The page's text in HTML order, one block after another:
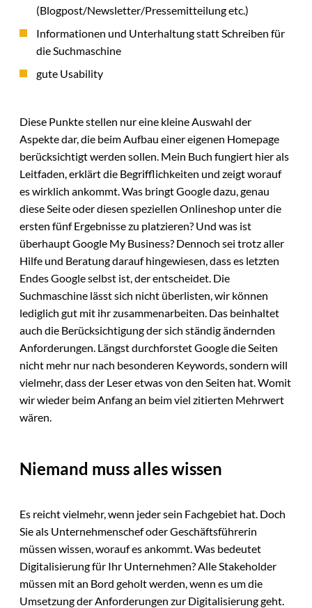
(Blogpost/Newsletter/Pressemitteilung etc.)
Informationen und Unterhaltung statt Schreiben für
die Suchmaschine
gute Usability
Diese Punkte stellen nur eine kleine Auswahl der
Aspekte dar, die beim Aufbau einer eigenen Homepage
berücksichtigt werden sollen. Mein Buch fungiert hier als
Leitfaden, erklärt die Begrifflichkeiten und zeigt worauf
es wirklich ankommt. Was bringt Google dazu, genau
diese Seite oder diesen speziellen Onlineshop unter die
ersten fünf Ergebnisse zu platzieren? Und was ist
überhaupt Google My Business? Dennoch sei trotz aller
Hilfe und Beratung darauf hingewiesen, dass es letzten
Endes Google selbst ist, der entscheidet. Die
Suchmaschine lässt sich nicht überlisten, wir können
lediglich gut mit ihr zusammenarbeiten. Das beinhaltet
auch die Berücksichtigung der sich ständig ändernden
Anforderungen. Längst durchforstet Google die Seiten
nicht mehr nur nach besonderen Keywords, sondern will
vielmehr, dass der Leser etwas von den Seiten hat. Womit
wir wieder beim Anfang an beim viel zitierten Mehrwert
wären.
Niemand muss alles wissen
Es reicht vielmehr, wenn jeder sein Fachgebiet hat. Doch
Sie als Unternehmenschef oder Geschäftsführerin
müssen wissen, worauf es ankommt. Was bedeutet
Digitalisierung für Ihr Unternehmen? Alle Stakeholder
müssen mit an Bord geholt werden, wenn es um die
Umsetzung der Anforderungen zur Digitalisierung geht.